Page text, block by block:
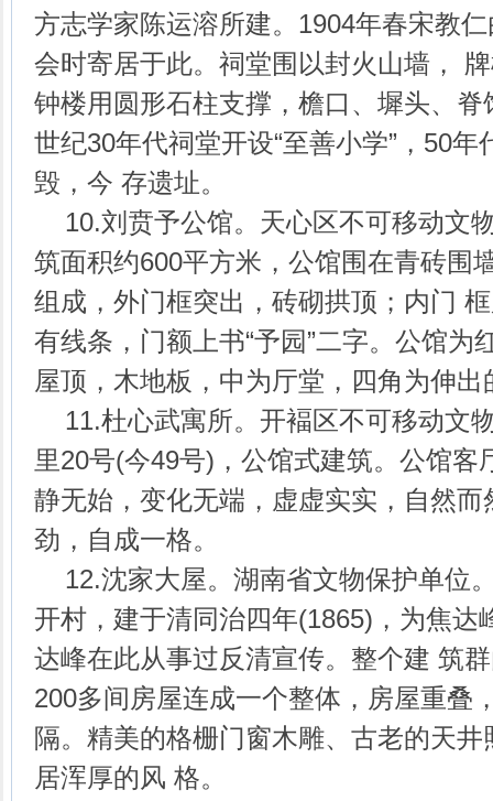
方志学家陈运溶所建。1904年春宋教
会时寄居于此。祠堂围以封火山墙，
钟楼用圆形石柱支撑，檐口、墀头、
世纪30年代祠堂开设“至善小学”，50
毁，今 存遗址。
10.刘贲予公馆。天心区不可移动文
筑面积约600平方米，公馆围在青砖围
组成，外门框突出，砖砌拱顶；内门
有线条，门额上书“予园”二字。公馆为
屋顶，木地板，中为厅堂，四角为伸
11.杜心武寓所。开褔区不可移动文
里20号(今49号)，公馆式建筑。公馆客
静无始，变化无端，虚虚实实，自然而
劲，自成一格。
12.沈家大屋。湖南省文物保护单位
开村，建于清同治四年(1865)，为焦达
达峰在此从事过反清宣传。整个建 筑
200多间房屋连成一个整体，房屋重叠
隔。精美的格栅门窗木雕、古老的天
居浑厚的风 格。